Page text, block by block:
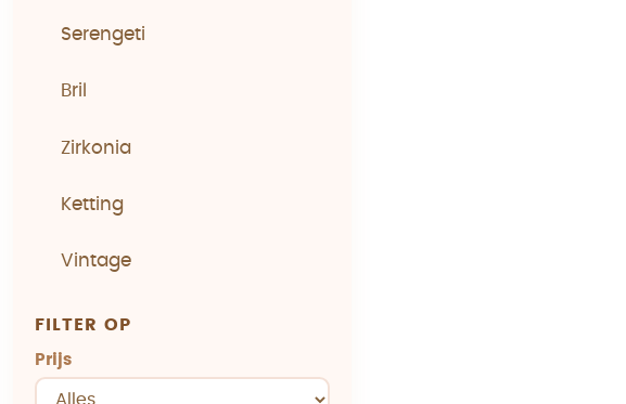
Serengeti
Bril
Zirkonia
Ketting
Vintage
FILTER OP
Prijs